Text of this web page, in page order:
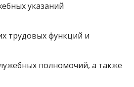
указаний
трудовых функций и
полномочий, а также